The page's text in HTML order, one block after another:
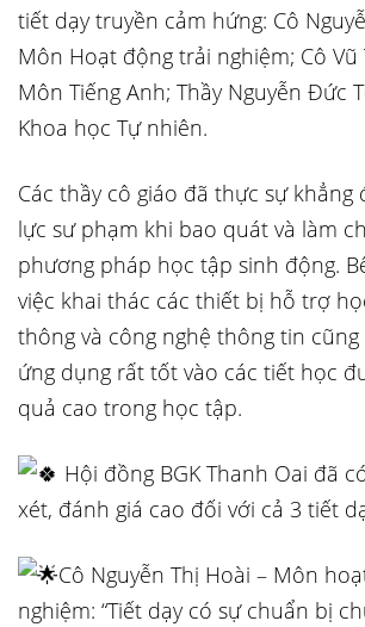
tiết dạy truyền cảm hứng: Cô
Môn Hoạt động trải nghiệm; Cô Vũ
Môn Tiếng Anh; Thầy Nguyễn Đức
Khoa học Tự nhiên.
Các thầy cô giáo đã thực sự
lực sư phạm khi bao quát và làm
phương pháp học tập sinh động.
việc khai thác các thiết bị hỗ trợ
thông và công nghệ thông tin
ứng dụng rất tốt vào các tiết học
quả cao trong học tập.
Hội đồng BGK Thanh Oai đã
xét, đánh giá cao đối với cả 3 tiết
Cô Nguyễn Thị Hoài – Môn
nghiệm: “Tiết dạy có sự chuẩn bị